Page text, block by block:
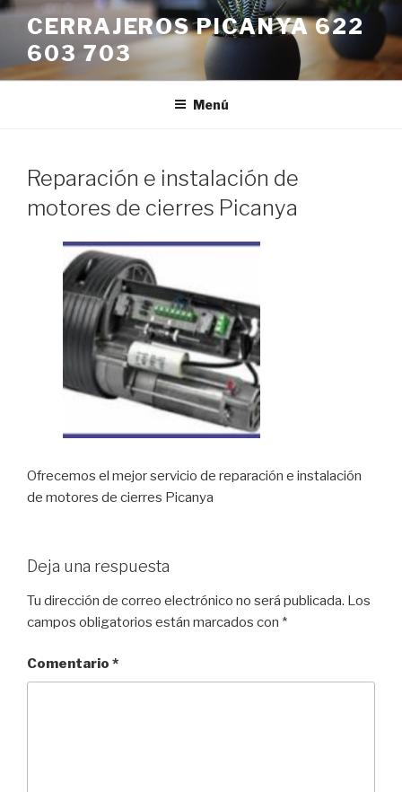
Saltar
contenido
CERRAJEROS PICANYA 622
603 703
Menú
Reparación e instalación de
motores de cierres Picanya
Ofrecemos el mejor servicio de reparación e instalación
de motores de cierres Picanya
Deja una respuesta
Tu dirección de correo electrónico no será publicada. Los
campos obligatorios están marcados con *
Comentario *